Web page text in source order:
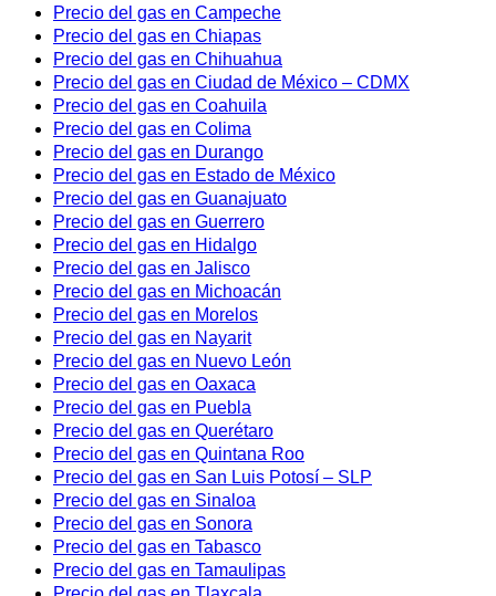
Precio del gas en Campeche
Precio del gas en Chiapas
Precio del gas en Chihuahua
Precio del gas en Ciudad de México – CDMX
Precio del gas en Coahuila
Precio del gas en Colima
Precio del gas en Durango
Precio del gas en Estado de México
Precio del gas en Guanajuato
Precio del gas en Guerrero
Precio del gas en Hidalgo
Precio del gas en Jalisco
Precio del gas en Michoacán
Precio del gas en Morelos
Precio del gas en Nayarit
Precio del gas en Nuevo León
Precio del gas en Oaxaca
Precio del gas en Puebla
Precio del gas en Querétaro
Precio del gas en Quintana Roo
Precio del gas en San Luis Potosí – SLP
Precio del gas en Sinaloa
Precio del gas en Sonora
Precio del gas en Tabasco
Precio del gas en Tamaulipas